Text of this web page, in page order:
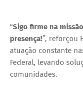
“Sigo firme na
presença!”, reforçou
atuação constante
Federal, levando
comunidades.